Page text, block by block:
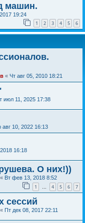
машин.
19:24
1 2 3 4 5 6
« Чт авг 05, 2010 18:21
июл 11, 2025 17:38
авг 10, 2022 16:13
16:18
О них!))
« Вт фев 13, 2018 8:52
1 … 4 5 6 7
сессий
« Пт дек 08, 2017 22:11